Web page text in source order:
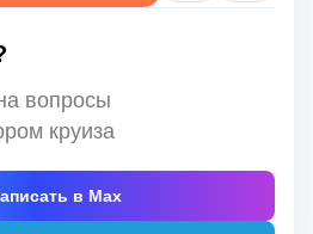
вопросы
круиза
в Max